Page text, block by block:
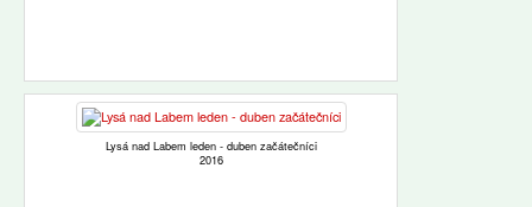
Lysá nad Labem leden - duben začátečníci
2016